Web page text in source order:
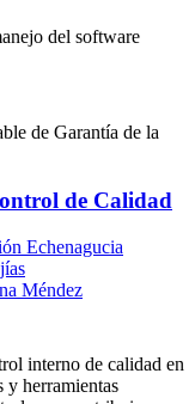
del software
de Garantía de la
de Calidad
Echenagucia
Méndez
interno de calidad en
herramientas